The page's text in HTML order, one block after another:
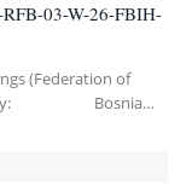
03-W-26-FBIH-
(Federation of
Bosnia…